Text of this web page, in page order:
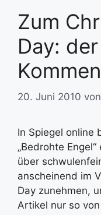
Zum
Day:
20. Juni 2010 von
In Spiegel online
„Bedrohte
über
anscheinend im
Day zunehmen,
Artikel nur so